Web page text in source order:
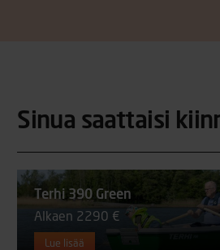
Sinua saattaisi
Terhi 390 Green
Alkaen 2290 €
Lue lisää